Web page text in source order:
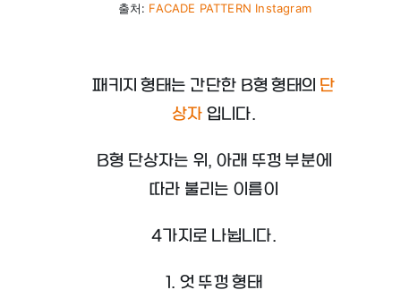
출처: FACADE PATTERN Instagram
패키지 형태는 간단한 B형 형태의 단
상자 입니다.
B형 단상자는 위, 아래 뚜껑 부분에
따라 불리는 이름이
4가지로 나뉩니다.
1. 엇 뚜껑 형태